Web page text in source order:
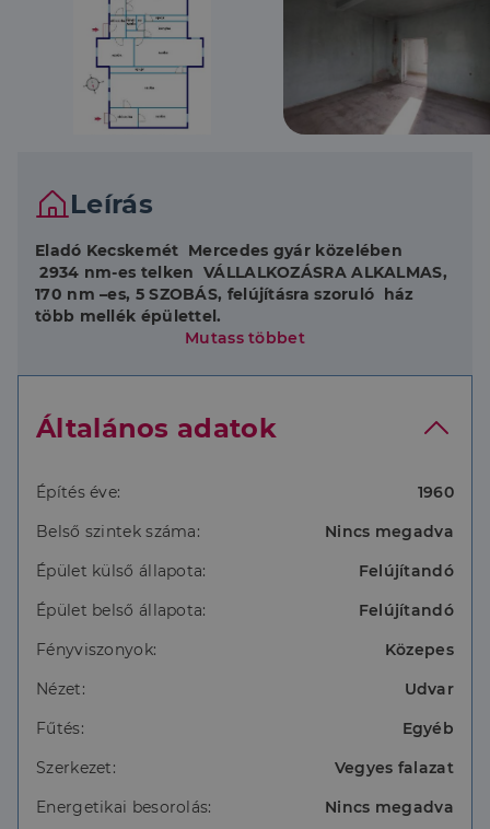
Leírás
Eladó Kecskemét Mercedes gyár közelében
2934 nm-es telken VÁLLALKOZÁSRA ALKALMAS,
170 nm –es, 5 SZOBÁS, felújításra szoruló ház
több mellék épülettel.
megközelítő helyen. Azonnal birtokba vehető.
tetőszerkezettel rendelkezik. Két bejárat, 5 szoba,
tökéletes lehetőség munkásszállónak is.
ami szintén felújítandó, de lehetőség van akár
Az ingatlanban jelenleg nincs villany, de
visszaköthető, illetve fúrt kútról lehet vizet
bevezetni a házba. Fűtése vegyes tüzelésű kályhával
megoldható.
A ház elhelyezkedésének köszönhetően,
gépjárműparkkal rendelkezik telephelynek is
földterület is vásárolható hozzá.
Mutass többet
Általános adatok
Építés éve:
1960
Belső szintek száma:
Nincs megadva
Épület külső állapota:
Felújítandó
Épület belső állapota:
Felújítandó
Fényviszonyok:
Közepes
Nézet:
Udvar
Fűtés:
Egyéb
Szerkezet:
Vegyes falazat
Energetikai besorolás:
Nincs megadva